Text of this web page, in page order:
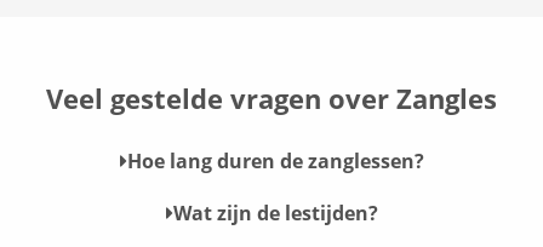
Veel gestelde vragen over Zangles
Hoe lang duren de zanglessen?
Wat zijn de lestijden?